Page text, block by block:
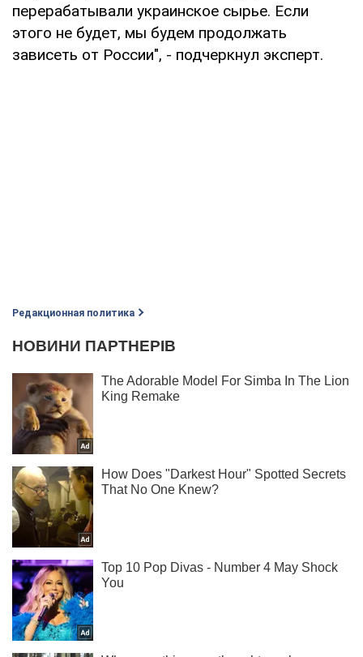
перерабатывали украинское сырье. Если
этого не будет, мы будем продолжать
зависеть от России", - подчеркнул эксперт.
Редакционная политика